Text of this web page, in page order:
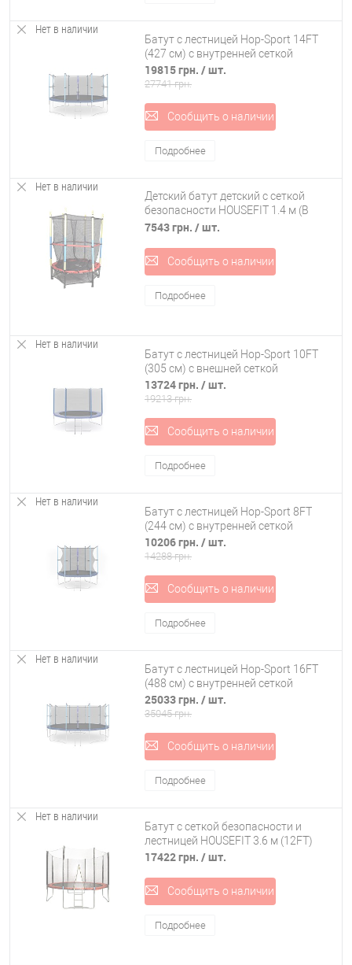
Нет в наличии
Батут с лестницей Hop-Sport 14FT
(427 см) с внутренней сеткой
19815 грн. / шт.
27741 грн.
Сообщить о наличии
Подробнее
Нет в наличии
Детский батут детский с сеткой
безопасности HOUSEFIT 1.4 м (B
7105)
7543 грн. / шт.
Сообщить о наличии
Подробнее
Нет в наличии
Батут с лестницей Hop-Sport 10FT
(305 см) с внешней сеткой
13724 грн. / шт.
19213 грн.
Сообщить о наличии
Подробнее
Нет в наличии
Батут с лестницей Hop-Sport 8FT
(244 см) с внутренней сеткой
10206 грн. / шт.
14288 грн.
Сообщить о наличии
Подробнее
Нет в наличии
Батут с лестницей Hop-Sport 16FT
(488 см) с внутренней сеткой
25033 грн. / шт.
35045 грн.
Сообщить о наличии
Подробнее
Нет в наличии
Батут с сеткой безопасности и
лестницей HOUSEFIT 3.6 м (12FT)
17422 грн. / шт.
Сообщить о наличии
Подробнее